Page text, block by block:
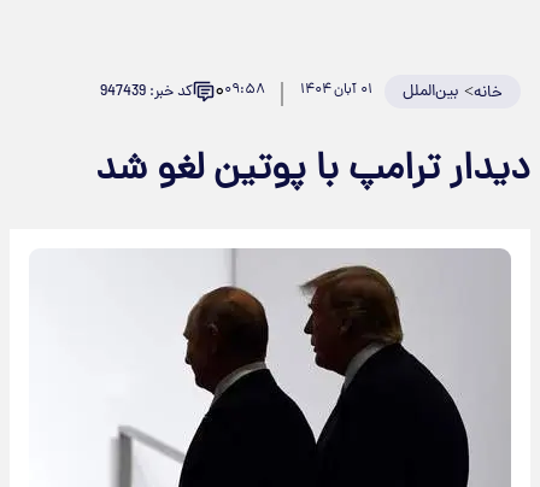
خانه> بین‌الملل ۰۱ آبان ۱۴۰۴ ۰۹:۵۸۰ کد خبر: 947439
دیدار ترامپ با پوتین لغو شد